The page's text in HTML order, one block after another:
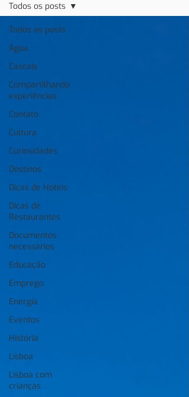
Todos os posts
Água
Cascais
Compartilhando
experiências
Contato
Cultura
Curiosidades
Destinos
Dicas de Hotéis
Dicas de
Restaurantes
Documentos
necessários
Educação
Emprego
Energia
Eventos
História
Lisboa
Lisboa com
crianças
Todos os posts